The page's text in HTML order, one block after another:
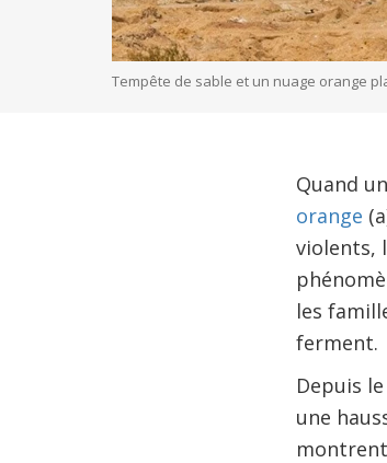
Tempête de sable et un nuage orange
Quand
orange
violents,
les
ferment.
Depuis
une